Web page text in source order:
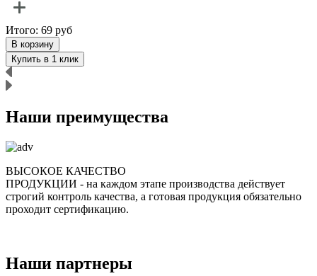
Итого: 69 руб
В корзину
Купить в 1 клик
Наши преимущества
ВЫСОКОЕ КАЧЕСТВО
ПРОДУКЦИИ - на каждом этапе производства действует
строгий контроль качества, а готовая продукция обязательно
проходит сертификацию.
Наши партнеры